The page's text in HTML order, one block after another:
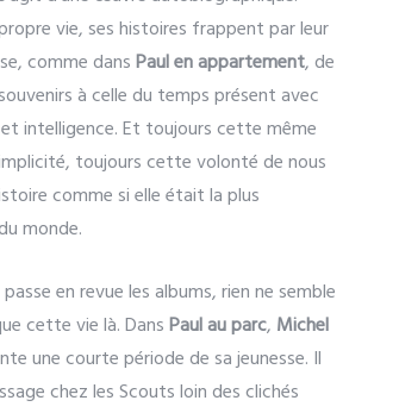
vie, ses histoires frappent par leur
comme dansPaul en appartement, de
à celle du temps présent avec
intelligence. Et toujours cette même
toujours cette volonté de nous
comme si elle était la plus
monde.
en revue les albums, rien ne semble
cette vie là. DansPaul au parc, Michel
une courte période de sa jeunesse. Il
chez les Scouts loin des clichés